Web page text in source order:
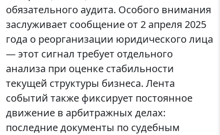
обязательного аудита. Особого внимания
заслуживает сообщение от 2 апреля 2025
года о реорганизации юридического лица
— этот сигнал требует отдельного
анализа при оценке стабильности
текущей структуры бизнеса. Лента
событий также фиксирует постоянное
движение в арбитражных делах:
последние документы по судебным